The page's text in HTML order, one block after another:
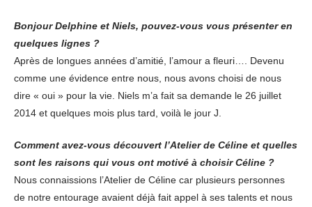
Bonjour Delphine et Niels, pouvez-vous vous présenter en
quelques lignes ?
Après de longues années d’amitié, l’amour a fleuri…. Devenu
comme une évidence entre nous, nous avons choisi de nous
dire « oui » pour la vie. Niels m’a fait sa demande le 26 juillet
2014 et quelques mois plus tard, voilà le jour J.
Comment avez-vous découvert l’Atelier de Céline et quelles
sont les raisons qui vous ont motivé à choisir Céline ?
Nous connaissions l’Atelier de Céline car plusieurs personnes
de notre entourage avaient déjà fait appel à ses talents et nous